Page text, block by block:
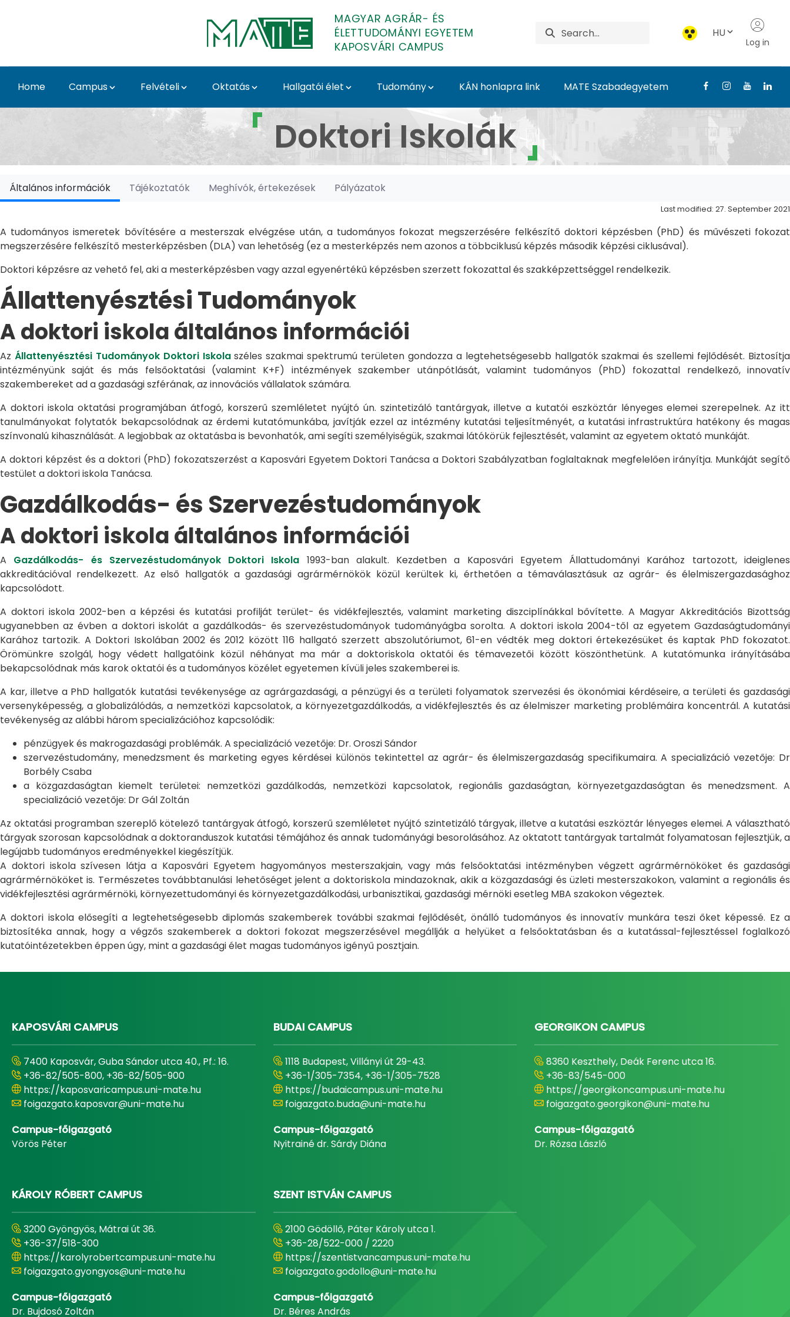
MAGYAR AGRÁR- ÉS
ÉLETTUDOMÁNYI EGYETEM
KAPOSVÁRI CAMPUS
HU
Log in
Home Campus Felvételi Oktatás Hallgatói élet Tudomány KÁN honlapra link MATE Szabadegyetem
Doktori Iskolák - Kaposvári Campus
Doktori Iskolák
Általános információk Tájékoztatók Meghívók, értekezések Pályázatok
Last modified: 27. September 2021
A tudományos ismeretek bővítésére a mesterszak elvégzése után, a tudományos fokozat megszerzésére felkészítő doktori képzésben (PhD) és művészeti fokozat
megszerzésére felkészítő mesterképzésben (DLA) van lehetőség (ez a mesterképzés nem azonos a többciklusú képzés második képzési ciklusával).
Doktori képzésre az vehető fel, aki a mesterképzésben vagy azzal egyenértékű képzésben szerzett fokozattal és szakképzettséggel rendelkezik.
Állattenyésztési Tudományok
A doktori iskola általános információi
Az Állattenyésztési Tudományok Doktori Iskolaszéles szakmai spektrumú területen gondozza a legtehetségesebb hallgatók szakmai és szellemi fejlődését. Biztosítja
intézményünk saját és más felsőoktatási (valamint K+F) intézmények szakember utánpótlását, valamint tudományos (PhD) fokozattal rendelkező, innovatív
szakembereket ad a gazdasági szférának, az innovációs vállalatok számára.
A doktori iskola oktatási programjában átfogó, korszerű szemléletet nyújtó ún. szintetizáló tantárgyak, illetve a kutatói eszköztár lényeges elemei szerepelnek. Az itt
tanulmányokat folytatók bekapcsolódnak az érdemi kutatómunkába, javítják ezzel az intézmény kutatási teljesítményét, a kutatási infrastruktúra hatékony és magas
színvonalú kihasználását. A legjobbak az oktatásba is bevonhatók, ami segíti személyiségük, szakmai látókörük fejlesztését, valamint az egyetem oktató munkáját.
A doktori képzést és a doktori (PhD) fokozatszerzést a Kaposvári Egyetem Doktori Tanácsa a Doktori Szabályzatban foglaltaknak megfelelően irányítja. Munkáját segítő
testület a doktori iskola Tanácsa.
Gazdálkodás- és Szervezéstudományok
A doktori iskola általános információi
A Gazdálkodás- és Szervezéstudományok Doktori Iskola 1993-ban alakult. Kezdetben a Kaposvári Egyetem Állattudományi Karához tartozott, ideiglenes
akkreditációval rendelkezett. Az első hallgatók a gazdasági agrármérnökök közül kerültek ki, érthetően a témaválasztásuk az agrár- és élelmiszergazdasághoz
kapcsolódott.
A doktori iskola 2002-ben a képzési és kutatási profilját terület- és vidékfejlesztés, valamint marketing diszciplínákkal bővítette. A Magyar Akkreditációs Bizottság
ugyanebben az évben a doktori iskolát a gazdálkodás- és szervezéstudományok tudományágba sorolta. A doktori iskola 2004-től az egyetem Gazdaságtudományi
Karához tartozik. A Doktori Iskolában 2002 és 2012 között 116 hallgató szerzett abszolutóriumot, 61-en védték meg doktori értekezésüket és kaptak PhD fokozatot.
Örömünkre szolgál, hogy védett hallgatóink közül néhányat ma már a doktoriskola oktatói és témavezetői között köszönthetünk. A kutatómunka irányításába
bekapcsolódnak más karok oktatói és a tudományos közélet egyetemen kívüli jeles szakemberei is.
A kar, illetve a PhD hallgatók kutatási tevékenysége az agrárgazdasági, a pénzügyi és a területi folyamatok szervezési és ökonómiai kérdéseire, a területi és gazdasági
versenyképesség, a globalizálódás, a nemzetközi kapcsolatok, a környezetgazdálkodás, a vidékfejlesztés és az élelmiszer marketing problémáira koncentrál. A kutatási
tevékenység az alábbi három specializációhoz kapcsolódik:
pénzügyek és makrogazdasági problémák. A specializáció vezetője: Dr. Oroszi Sándor
szervezéstudomány, menedzsment és marketing egyes kérdései különös tekintettel az agrár- és élelmiszergazdaság specifikumaira. A specializáció vezetője: Dr
Borbély Csaba
a közgazdaságtan kiemelt területei: nemzetközi gazdálkodás, nemzetközi kapcsolatok, regionális gazdaságtan, környezetgazdaságtan és menedzsment. A
specializáció vezetője: Dr Gál Zoltán
Az oktatási programban szereplő kötelező tantárgyak átfogó, korszerű szemléletet nyújtó szintetizáló tárgyak, illetve a kutatási eszköztár lényeges elemei. A választható
tárgyak szorosan kapcsolódnak a doktoranduszok kutatási témájához és annak tudományági besorolásához. Az oktatott tantárgyak tartalmát folyamatosan fejlesztjük, a
legújabb tudományos eredményekkel kiegészítjük.
A doktori iskola szívesen látja a Kaposvári Egyetem hagyományos mesterszakjain, vagy más felsőoktatási intézményben végzett agrármérnököket és gazdasági
agrármérnököket is. Természetes továbbtanulási lehetőséget jelent a doktoriskola mindazoknak, akik a közgazdasági és üzleti mesterszakokon, valamint a regionális és
vidékfejlesztési agrármérnöki, környezettudományi és környezetgazdálkodási, urbanisztikai, gazdasági mérnöki esetleg MBA szakokon végeztek.
A doktori iskola elősegíti a legtehetségesebb diplomás szakemberek további szakmai fejlődését, önálló tudományos és innovatív munkára teszi őket képessé. Ez a
biztosítéka annak, hogy a végzős szakemberek a doktori fokozat megszerzésével megállják a helyüket a felsőoktatásban és a kutatással-fejlesztéssel foglalkozó
kutatóintézetekben éppen úgy, mint a gazdasági élet magas tudományos igényű posztjain.
KAPOSVÁRI CAMPUS
7400 Kaposvár, Guba Sándor utca 40., Pf.: 16.
+36-82/505-800, +36-82/505-900
https://kaposvaricampus.uni-mate.hu
foigazgato.kaposvar@uni-mate.hu
Campus-főigazgató
Vörös Péter
BUDAI CAMPUS
1118 Budapest, Villányi út 29-43.
+36-1/305-7354, +36-1/305-7528
https://budaicampus.uni-mate.hu
foigazgato.buda@uni-mate.hu
Campus-főigazgató
Nyitrainé dr. Sárdy Diána
GEORGIKON CAMPUS
8360 Keszthely, Deák Ferenc utca 16.
+36-83/545-000
https://georgikoncampus.uni-mate.hu
foigazgato.georgikon@uni-mate.hu
Campus-főigazgató
Dr. Rózsa László
KÁROLY RÓBERT CAMPUS
3200 Gyöngyös, Mátrai út 36.
+36-37/518-300
https://karolyrobertcampus.uni-mate.hu
foigazgato.gyongyos@uni-mate.hu
Campus-főigazgató
Dr. Bujdosó Zoltán
SZENT ISTVÁN CAMPUS
2100 Gödöllő, Páter Károly utca 1.
+36-28/522-000 / 2220
https://szentistvancampus.uni-mate.hu
foigazgato.godollo@uni-mate.hu
Campus-főigazgató
Dr. Béres András